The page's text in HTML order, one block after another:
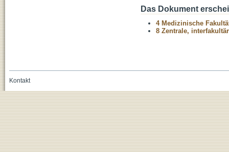
Das Dokument
4 Medizinische
8 Zentrale,
Kontakt